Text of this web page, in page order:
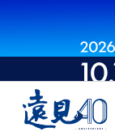
特輯